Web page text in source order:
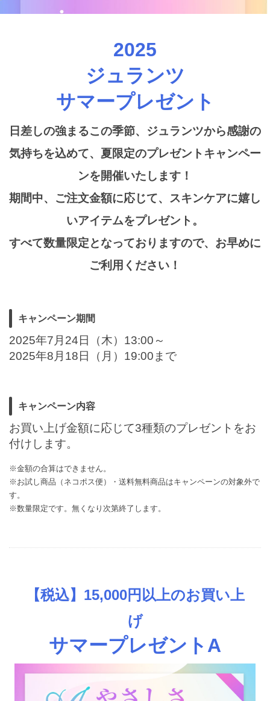
2025
ジュランツ
サマープレゼント
日差しの強まるこの季節、ジュランツから感謝の
気持ちを込めて、夏限定のプレゼントキャンペー
ンを開催いたします！
期間中、ご注文金額に応じて、スキンケアに嬉し
いアイテムをプレゼント。
すべて数量限定となっておりますので、お早めに
ご利用ください！
キャンペーン期間
2025年7月24日（木）13:00～
2025年8月18日（月）19:00まで
キャンペーン内容
お買い上げ金額に応じて3種類のプレゼントをお
付けします。
※金額の合算はできません。
※お試し商品（ネコポス便）・送料無料商品はキャンペーンの対象外で
す。
※数量限定です。無くなり次第終了します。
【税込】15,000円以上のお買い上
げ
サマープレゼントA